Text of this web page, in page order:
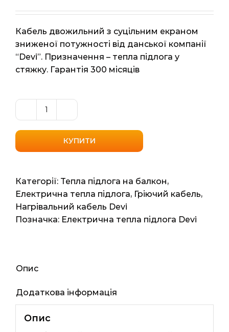
Кабель двожильний з суцільним екраном
зниженої потужності від данської компанії
“Devi”. Призначення – тепла підлога у
стяжку. Гарантія 300 місяців
Кабель
нагрівальний
DeviflexTM
10T
210мп
12.6м2
2050Вт
кількість
КУПИТИ
Категорії: Тепла підлога на балкон,
Електрична тепла підлога, Гріючий кабель,
Нагрівальний кабель Devi
Позначка: Електрична тепла підлога Devi
Опис
Додаткова інформація
Опис